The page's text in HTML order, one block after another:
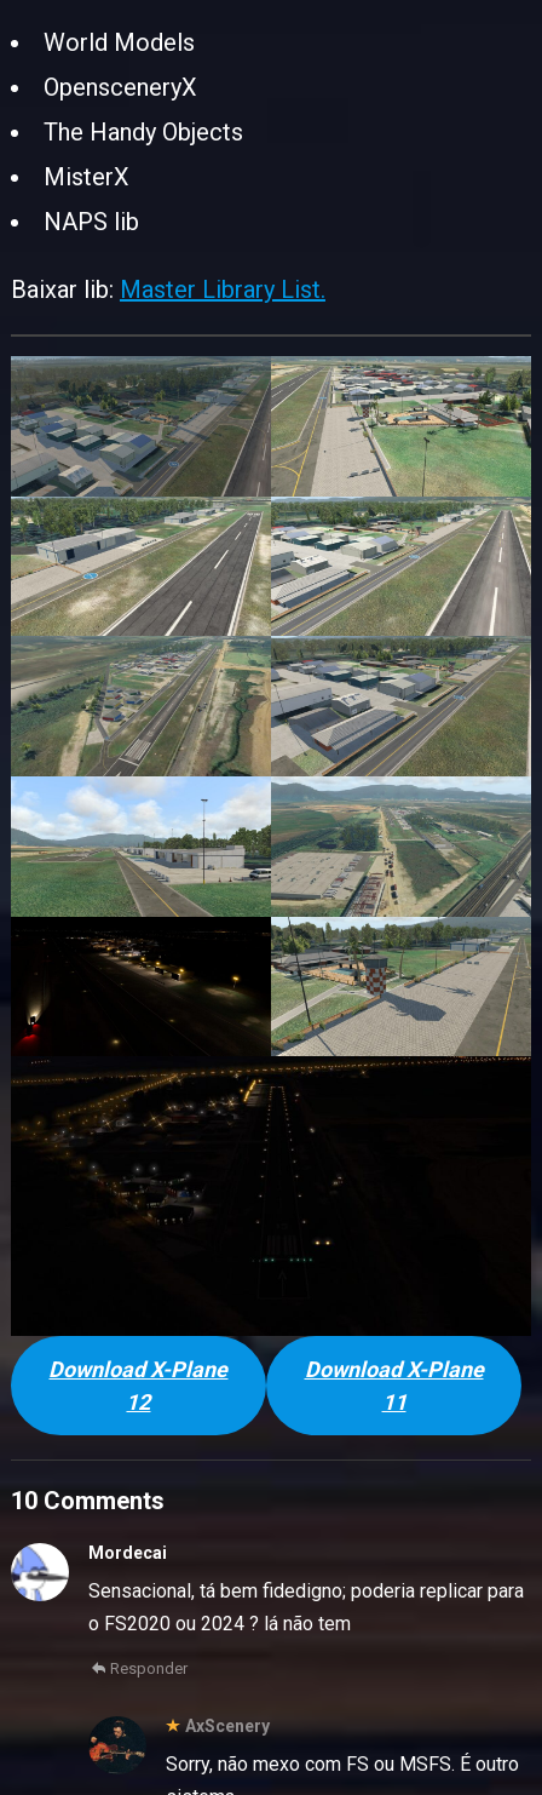
World Models
OpensceneryX
The Handy Objects
MisterX
NAPS lib
Baixar lib: Master Library List.
Download X-Plane
12
Download X-Plane
11
10 Comments
Mordecai
Sensacional, tá bem fidedigno; poderia replicar para
o FS2020 ou 2024 ? lá não tem
Responder
AxScenery
Sorry, não mexo com FS ou MSFS. É outro